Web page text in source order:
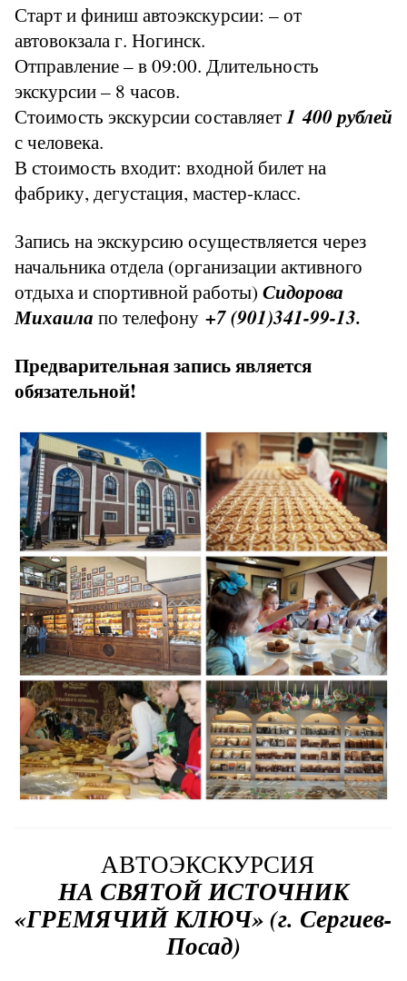
Старт и финиш автоэкскурсии: – от
автовокзала г. Ногинск.
Отправление – в 09:00. Длительность
экскурсии – 8 часов.
Стоимость экскурсии составляет1 400 рублей
с человека.
В стоимость входит: входной билет на
фабрику, дегустация, мастер-класс.
Запись на экскурсию осуществляется через
начальника отдела (организации активного
отдыха и спортивной работы) Сидорова
Михаила по телефону +7 (901)341-99-13.
Предварительная запись является
обязательной!
АВТОЭКСКУРСИЯ
НА СВЯТОЙ ИСТОЧНИК
«ГРЕМЯЧИЙ КЛЮЧ» (г. Сергиев-
Посад)